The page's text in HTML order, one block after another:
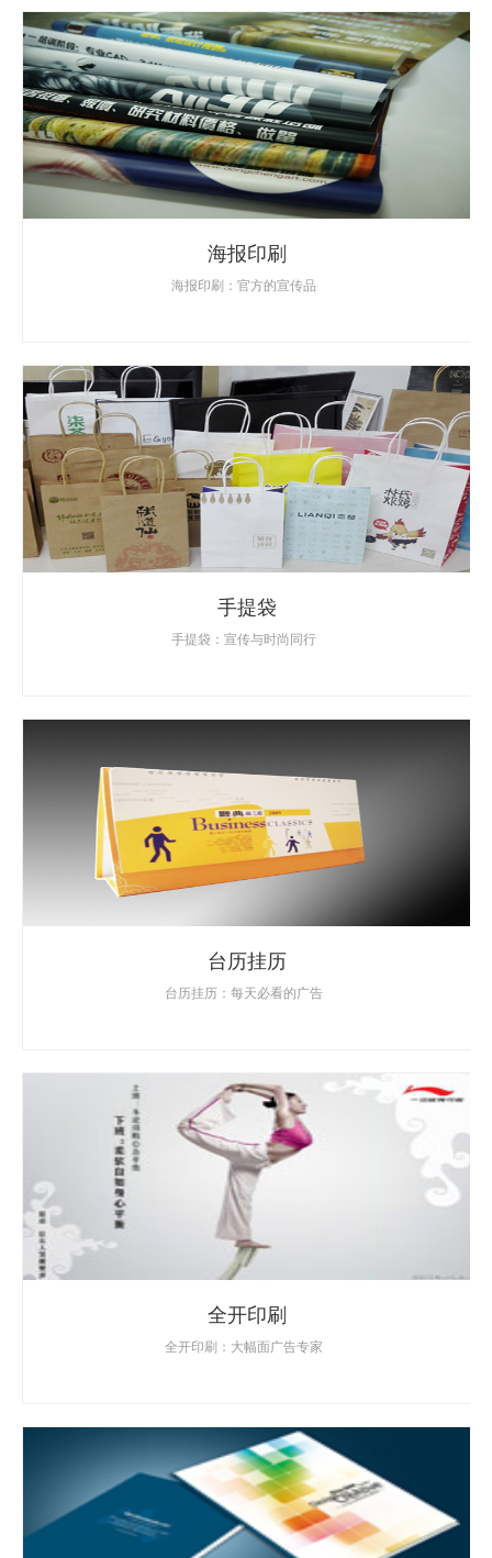
海报印刷
海报印刷：官方的宣传品
手提袋
手提袋：宣传与时尚同行
台历挂历
台历挂历：每天必看的广告
全开印刷
全开印刷：大幅面广告专家